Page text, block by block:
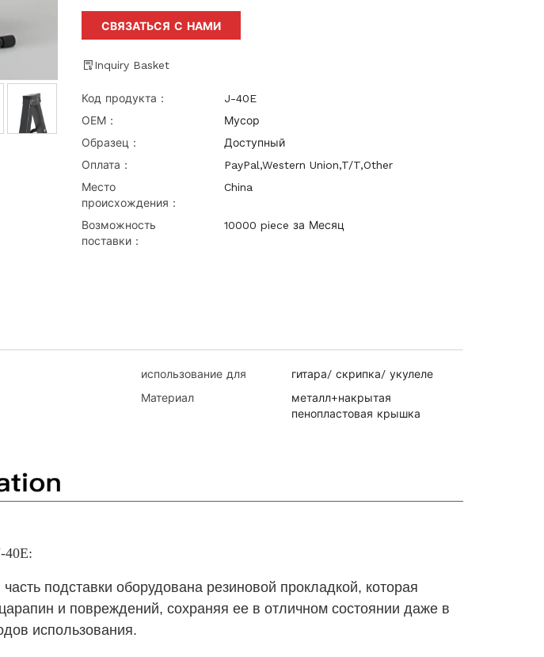
СВЯЗАТЬСЯ С НАМИ
Inquiry Basket
Код продукта：
J-40E
ОЕМ：
Мусор
Образец：
Доступный
Оплата：
PayPal,Western Union,T/T,Other
Место
происхождения：
China
Возможность
поставки：
10000 piece за Месяц
использование для
гитара/ скрипка/ укулеле
Материал
металл+накрытая
пенопластовая крышка